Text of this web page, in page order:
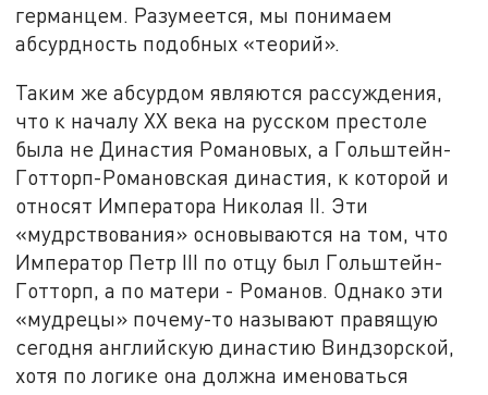
германцем. Разумеется, мы понимаем
абсурдность подобных «теорий».
Таким же абсурдом являются рассуждения,
что к началу ХХ века на русском престоле
была не Династия Романовых, а Гольштейн-
Готторп-Романовская династия, к которой и
относят Императора Николая II. Эти
«мудрствования» основываются на том, что
Император Петр III по отцу был Гольштейн-
Готторп, а по матери - Романов. Однако эти
«мудрецы» почему-то называют правящую
сегодня английскую династию Виндзорской,
хотя по логике она должна именоваться